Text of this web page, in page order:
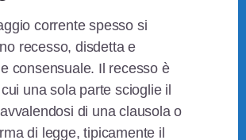
corrente spesso si
recesso, disdetta e
consensuale. Il recesso è
cui una sola parte scioglie il
di una clausola o
di legge, tipicamente il